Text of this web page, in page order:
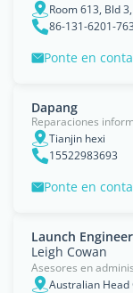
86-131-6201-
Ponte en
Dapang
Reparaciones
Tianjin hexi
15522983693
Ponte en
Launch
Leigh Cowan
Asesores en
Australian Head